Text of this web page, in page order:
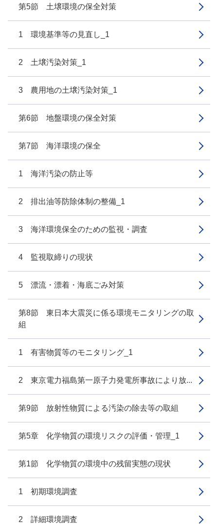
第5節 土壌環境の保全対策
1 環境基準等の見直し_1
2 土壌汚染対策_1
3 農用地の土壌汚染対策_1
第6節 地盤環境の保全対策
第7節 海洋環境の保全
1 海洋汚染の防止等
2 排出油等防除体制の整備_1
3 海洋環境保全のための監視・調査
4 監視取締りの現状
5 漂流・漂着・海底ごみ対策
第8節 東日本大震災に係る環境モニタリングの取
組
1 有害物質等のモニタリング_1
2 東京電力福島第一原子力発電所事故により放...
第9節 放射性物質による汚染の除去等の取組
第5章 化学物質の環境リスクの評価・管理_1
第1節 化学物質の環境中の残留実態の現状
1 初期環境調査
2 詳細環境調査